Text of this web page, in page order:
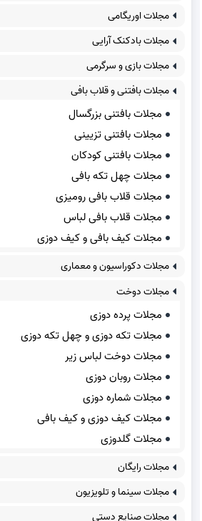
مجلات اوریگامی
مجلات بادکنک آرایی
مجلات بازی و سرگرمی
مجلات بافتنی و قلاب بافی
مجلات بافتنی بزرگسال
مجلات بافتنی تزیینی
مجلات بافتنی کودکان
مجلات چهل تکه بافی
مجلات قلاب بافی رومیزی
مجلات قلاب بافی لباس
مجلات کیف بافی و کیف دوزی
مجلات دکوراسیون و معماری
مجلات دوخت
مجلات پرده دوزی
مجلات تکه دوزی و چهل تکه دوزی
مجلات دوخت لباس زیر
مجلات روبان دوزی
مجلات شماره دوزی
مجلات کیف دوزی و کیف بافی
مجلات گلدوزی
مجلات رایگان
مجلات سینما و تلویزیون
مجلات صنایع دستی